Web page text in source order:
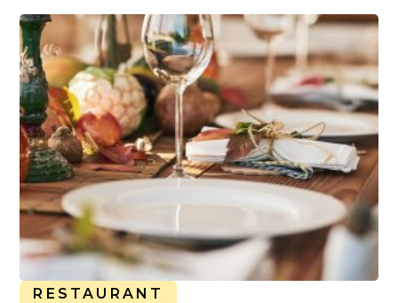
RESTAURANT